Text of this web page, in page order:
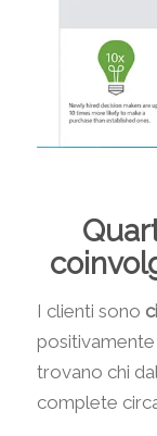
I clienti sono
trovano chi
complete